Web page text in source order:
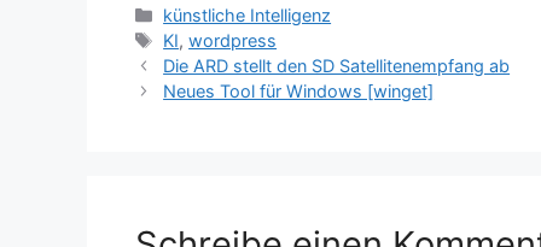
Kategorien
künstliche Intelligenz
Schlagwörter
KI,wordpress
Die ARD stellt den SD Satellitenempfang ab
Neues Tool für Windows [winget]